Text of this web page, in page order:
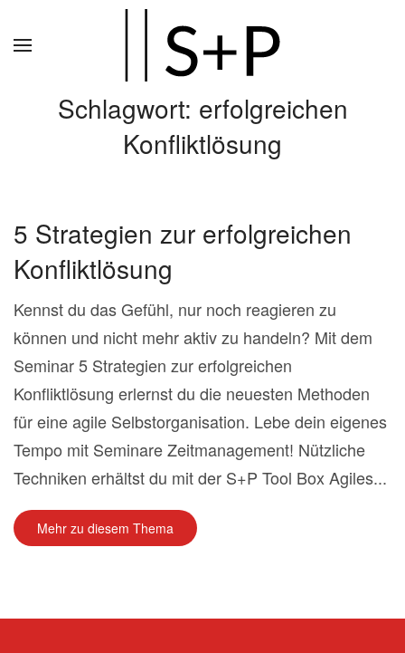
Schlagwort: erfolgreichen
Konfliktlösung
5 Strategien zur erfolgreichen
Konfliktlösung
Kennst du das Gefühl, nur noch reagieren zu
können und nicht mehr aktiv zu handeln? Mit dem
Seminar 5 Strategien zur erfolgreichen
Konfliktlösung erlernst du die neuesten Methoden
für eine agile Selbstorganisation. Lebe dein eigenes
Tempo mit Seminare Zeitmanagement! Nützliche
Techniken erhältst du mit der S+P Tool Box Agiles...
Mehr zu diesem Thema